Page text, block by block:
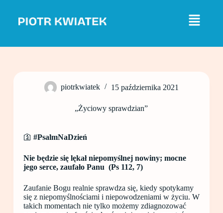
j
piotrkwiatek 15 października 2021
„Życiowy sprawdzian”
🛐 #PsalmNaDzień
Nie będzie się lękał niepomyślnej nowiny; mocne
jego serce, zaufało Panu (Ps 112, 7)
Zaufanie Bogu realnie sprawdza się, kiedy spotykamy
się z niepomyślnościami i niepowodzeniami w życiu. W
takich momentach nie tylko możemy zdiagnozować